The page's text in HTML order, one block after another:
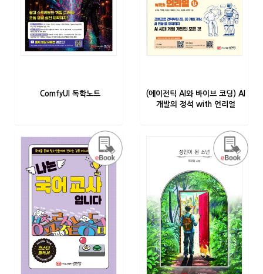
ComfyUI 독학노트
(에이전틱 AI와 바이브 코딩) AI
개발의 정석 with 언리얼